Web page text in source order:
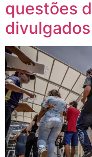
questões